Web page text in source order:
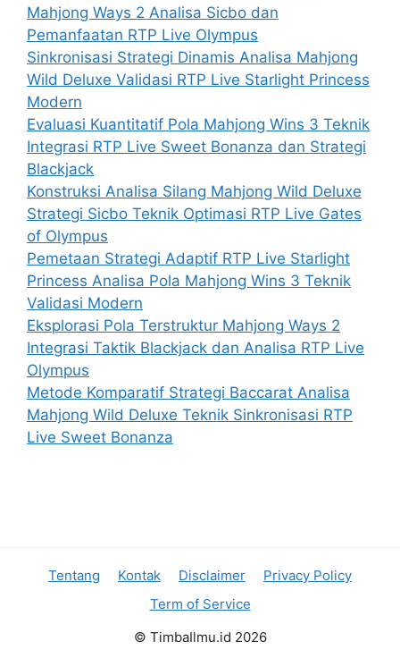
Mahjong Ways 2 Analisa Sicbo dan
Pemanfaatan RTP Live Olympus
Sinkronisasi Strategi Dinamis Analisa Mahjong
Wild Deluxe Validasi RTP Live Starlight Princess
Modern
Evaluasi Kuantitatif Pola Mahjong Wins 3 Teknik
Integrasi RTP Live Sweet Bonanza dan Strategi
Blackjack
Konstruksi Analisa Silang Mahjong Wild Deluxe
Strategi Sicbo Teknik Optimasi RTP Live Gates
of Olympus
Pemetaan Strategi Adaptif RTP Live Starlight
Princess Analisa Pola Mahjong Wins 3 Teknik
Validasi Modern
Eksplorasi Pola Terstruktur Mahjong Ways 2
Integrasi Taktik Blackjack dan Analisa RTP Live
Olympus
Metode Komparatif Strategi Baccarat Analisa
Mahjong Wild Deluxe Teknik Sinkronisasi RTP
Live Sweet Bonanza
Tentang Kontak Disclaimer
Privacy Policy
Term of Service
© TimbaIlmu.id 2026